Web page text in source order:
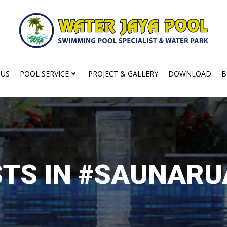
POOL SERVICE PROJECT & GALLERY DOWNLOAD
IN